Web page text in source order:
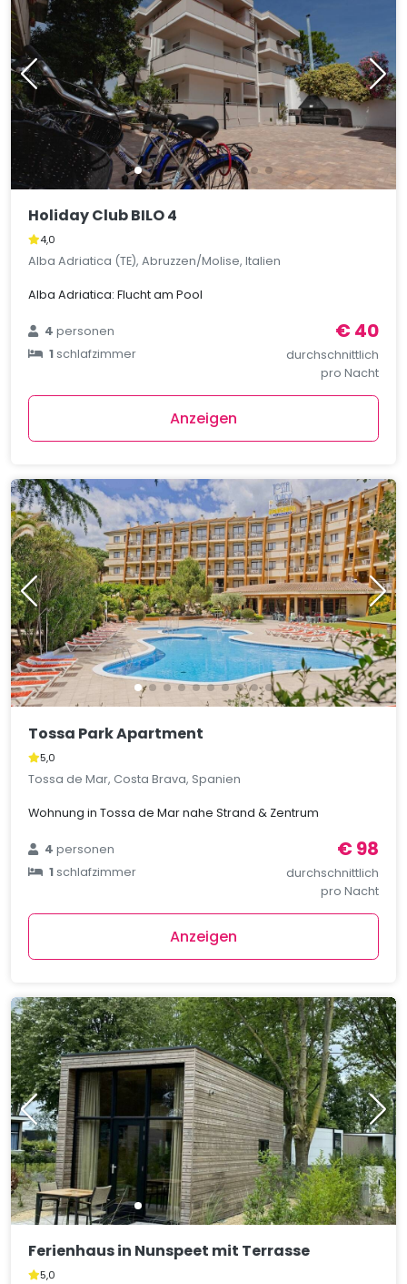
Holiday Club BILO 4
4,0
Alba Adriatica (TE), Abruzzen/Molise, Italien
Alba Adriatica: Flucht am Pool
4personen
1schlafzimmer
€ 40
durchschnittlich
pro Nacht
Anzeigen
Tossa Park Apartment
5,0
Tossa de Mar, Costa Brava, Spanien
Wohnung in Tossa de Mar nahe Strand & Zentrum
4personen
1schlafzimmer
€ 98
durchschnittlich
pro Nacht
Anzeigen
Ferienhaus in Nunspeet mit Terrasse
5,0